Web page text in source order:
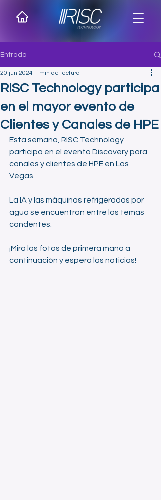
Entrada
RISC Technology participa
en el mayor evento de
Clientes y Canales de HPE
20 jun 2024 1 min de lectura
Esta semana, RISC Technology
participa en el evento Discovery para
canales y clientes de HPE en Las
Vegas.
La IA y las máquinas refrigeradas por
agua se encuentran entre los temas
candentes.
¡Mira las fotos de primera mano a
continuación y espera las noticias!